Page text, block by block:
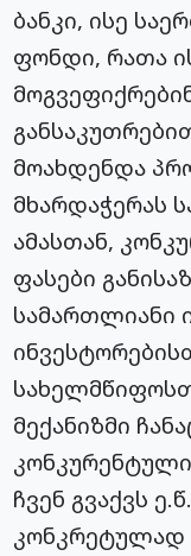
ბანკი, ისე
ფონდი, რათა
მოახდენდა
მხარდაჭერას
ამასთან,
ფასები
სამართლიანი
მექანიზმი
ჩვენ გვაქვს
კონკრეტულად